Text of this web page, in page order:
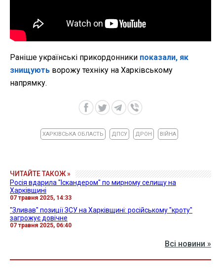
Раніше українські прикордонники показали, як
знищують ворожу техніку на Харківському
напрямку.
ХАРКІВСЬКА ОБЛАСТЬ ДПСУ ДРОН ВІЙНА
ЧИТАЙТЕ ТАКОЖ »
Росія вдарила "Іскандером" по мирному селищу на
Харківщині
07 травня 2025, 14:33
"Зливав" позиції ЗСУ на Харківщині: російському "кроту"
загрожує довічне
07 травня 2025, 06:40
Всі новини »